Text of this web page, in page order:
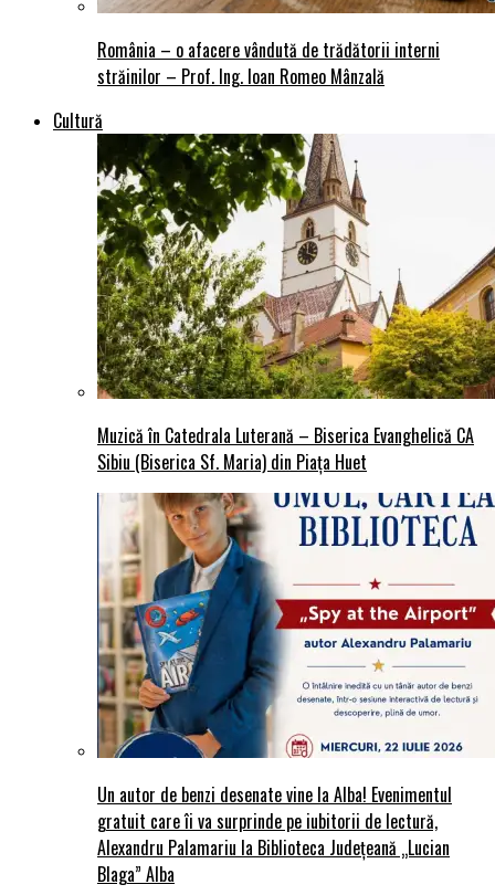
România – o afacere vândută de trădătorii interni
străinilor – Prof. Ing. Ioan Romeo Mânzală
Cultură
Muzică în Catedrala Luterană – Biserica Evanghelică CA
Sibiu (Biserica Sf. Maria) din Piaţa Huet
Un autor de benzi desenate vine la Alba! Evenimentul
gratuit care îi va surprinde pe iubitorii de lectură,
Alexandru Palamariu la Biblioteca Județeană „Lucian
Blaga” Alba